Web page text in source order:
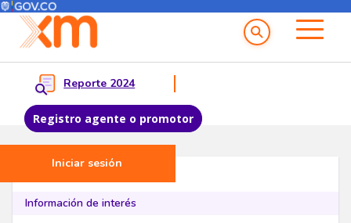
Pasar al contenido principal
Menú del Usuario
Reporte 2024
Registro agente o promotor
Iniciar sesión
Menu principal
Proveedores
Información de interés